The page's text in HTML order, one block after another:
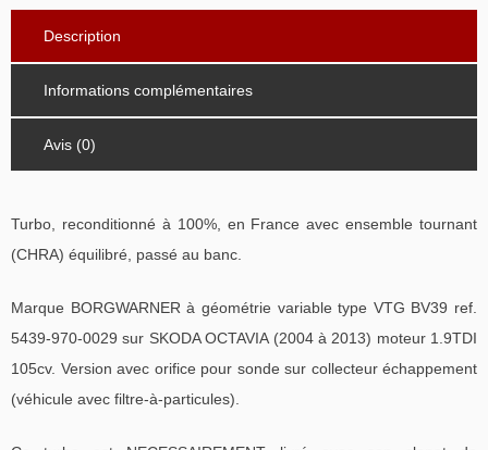
Description
Informations complémentaires
Avis (0)
Turbo, reconditionné à 100%, en France avec ensemble tournant
(CHRA) équilibré, passé au banc.
Marque BORGWARNER à géométrie variable type VTG BV39 ref.
5439-970-0029 sur SKODA OCTAVIA (2004 à 2013) moteur 1.9TDI
105cv. Version avec orifice pour sonde sur collecteur échappement
(véhicule avec filtre-à-particules).